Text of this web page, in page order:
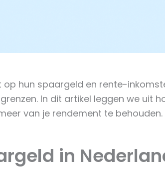
hun spaargeld en rente-
In dit artikel leggen we uit
van je rendement te behouden.
in